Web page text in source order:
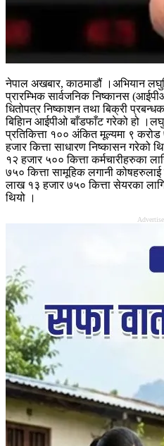
नेपाल अखबार, काठमाडौं ।अभियान
प्रारम्भिक सार्वजनिक निष्कानस
धितोपत्र निष्काशन तथा बिक्री
बिहिान आईपीओ बाँडफाँट गरेको हो
प्रतिकित्ता १०० अंकित मूल्यमा ९
हजार कित्ता साधारण निष्कासन गरेको
१२ हजार ५०० कित्ता कर्मचारीहरुका
७५० कित्ता सामूहिक लगानी कोषहरुलाई
लाख १३ हजार ७५० कित्ता सेयरका
थियो ।